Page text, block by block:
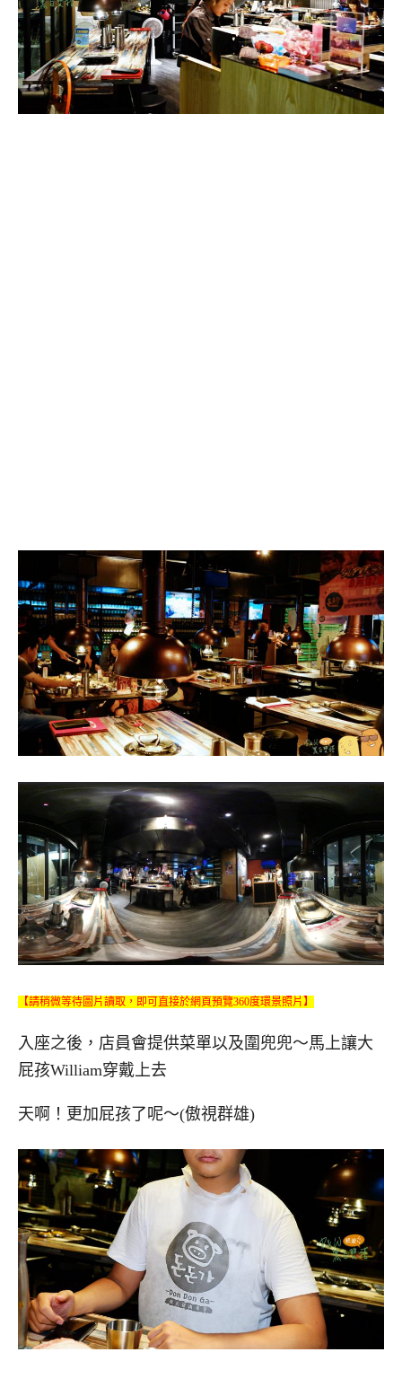
【請稍微等待圖片讀取，即可直接於網頁預覽360度環景照片】
入座之後，店員會提供菜單以及圍兜兜～馬上讓大
屁孩William穿戴上去
天啊！更加屁孩了呢～(傲視群雄)